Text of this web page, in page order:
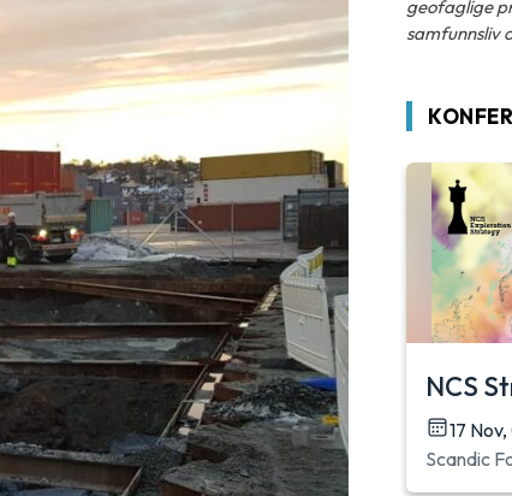
geofaglige
samfunnsliv
NCS
17
Scandic